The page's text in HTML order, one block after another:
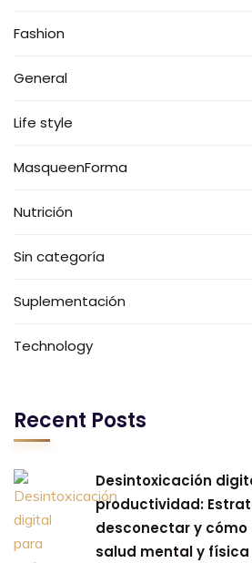
Fashion
General
Life style
MasqueenForma
Nutrición
Sin categoría
Suplementación
Technology
Recent Posts
Desintoxicación
productividad:
desconectar y
salud mental y física